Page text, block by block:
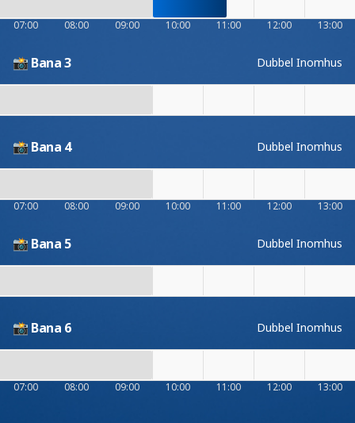
07:00 08:00 09:00 10:00 11:00 12:00 13:00
📸 Bana 3 Dubbel Inomhus
📸 Bana 4 Dubbel Inomhus
07:00 08:00 09:00 10:00 11:00 12:00 13:00
📸 Bana 5 Dubbel Inomhus
📸 Bana 6 Dubbel Inomhus
07:00 08:00 09:00 10:00 11:00 12:00 13:00